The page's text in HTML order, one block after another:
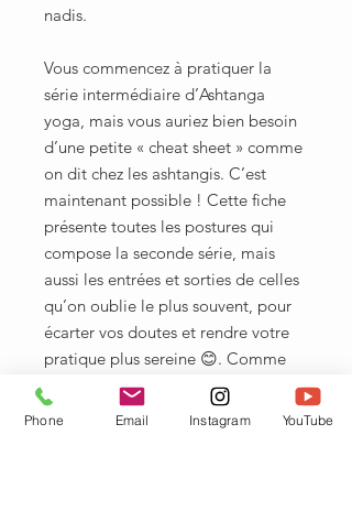
nadis.
Vous commencez à pratiquer la
série intermédiaire d’Ashtanga
yoga, mais vous auriez bien besoin
d’une petite « cheat sheet » comme
on dit chez les ashtangis. C’est
maintenant possible ! Cette fiche
présente toutes les postures qui
compose la seconde série, mais
aussi les entrées et sorties de celles
qu’on oublie le plus souvent, pour
écarter vos doutes et rendre votre
pratique plus sereine 😊. Comme
pour la série 1, les drishtis sont
indiqués, le nombre de respirations,
Phone Email Instagram YouTube